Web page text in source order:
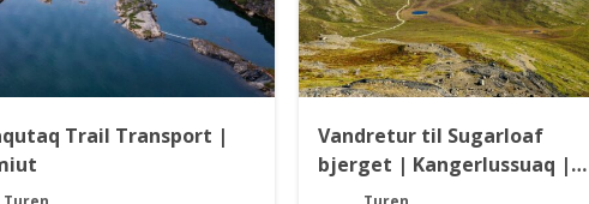
Trail Transport |
Vandretur til Sugarloaf
bjerget | Kangerlussuaq |
Vestgrønland